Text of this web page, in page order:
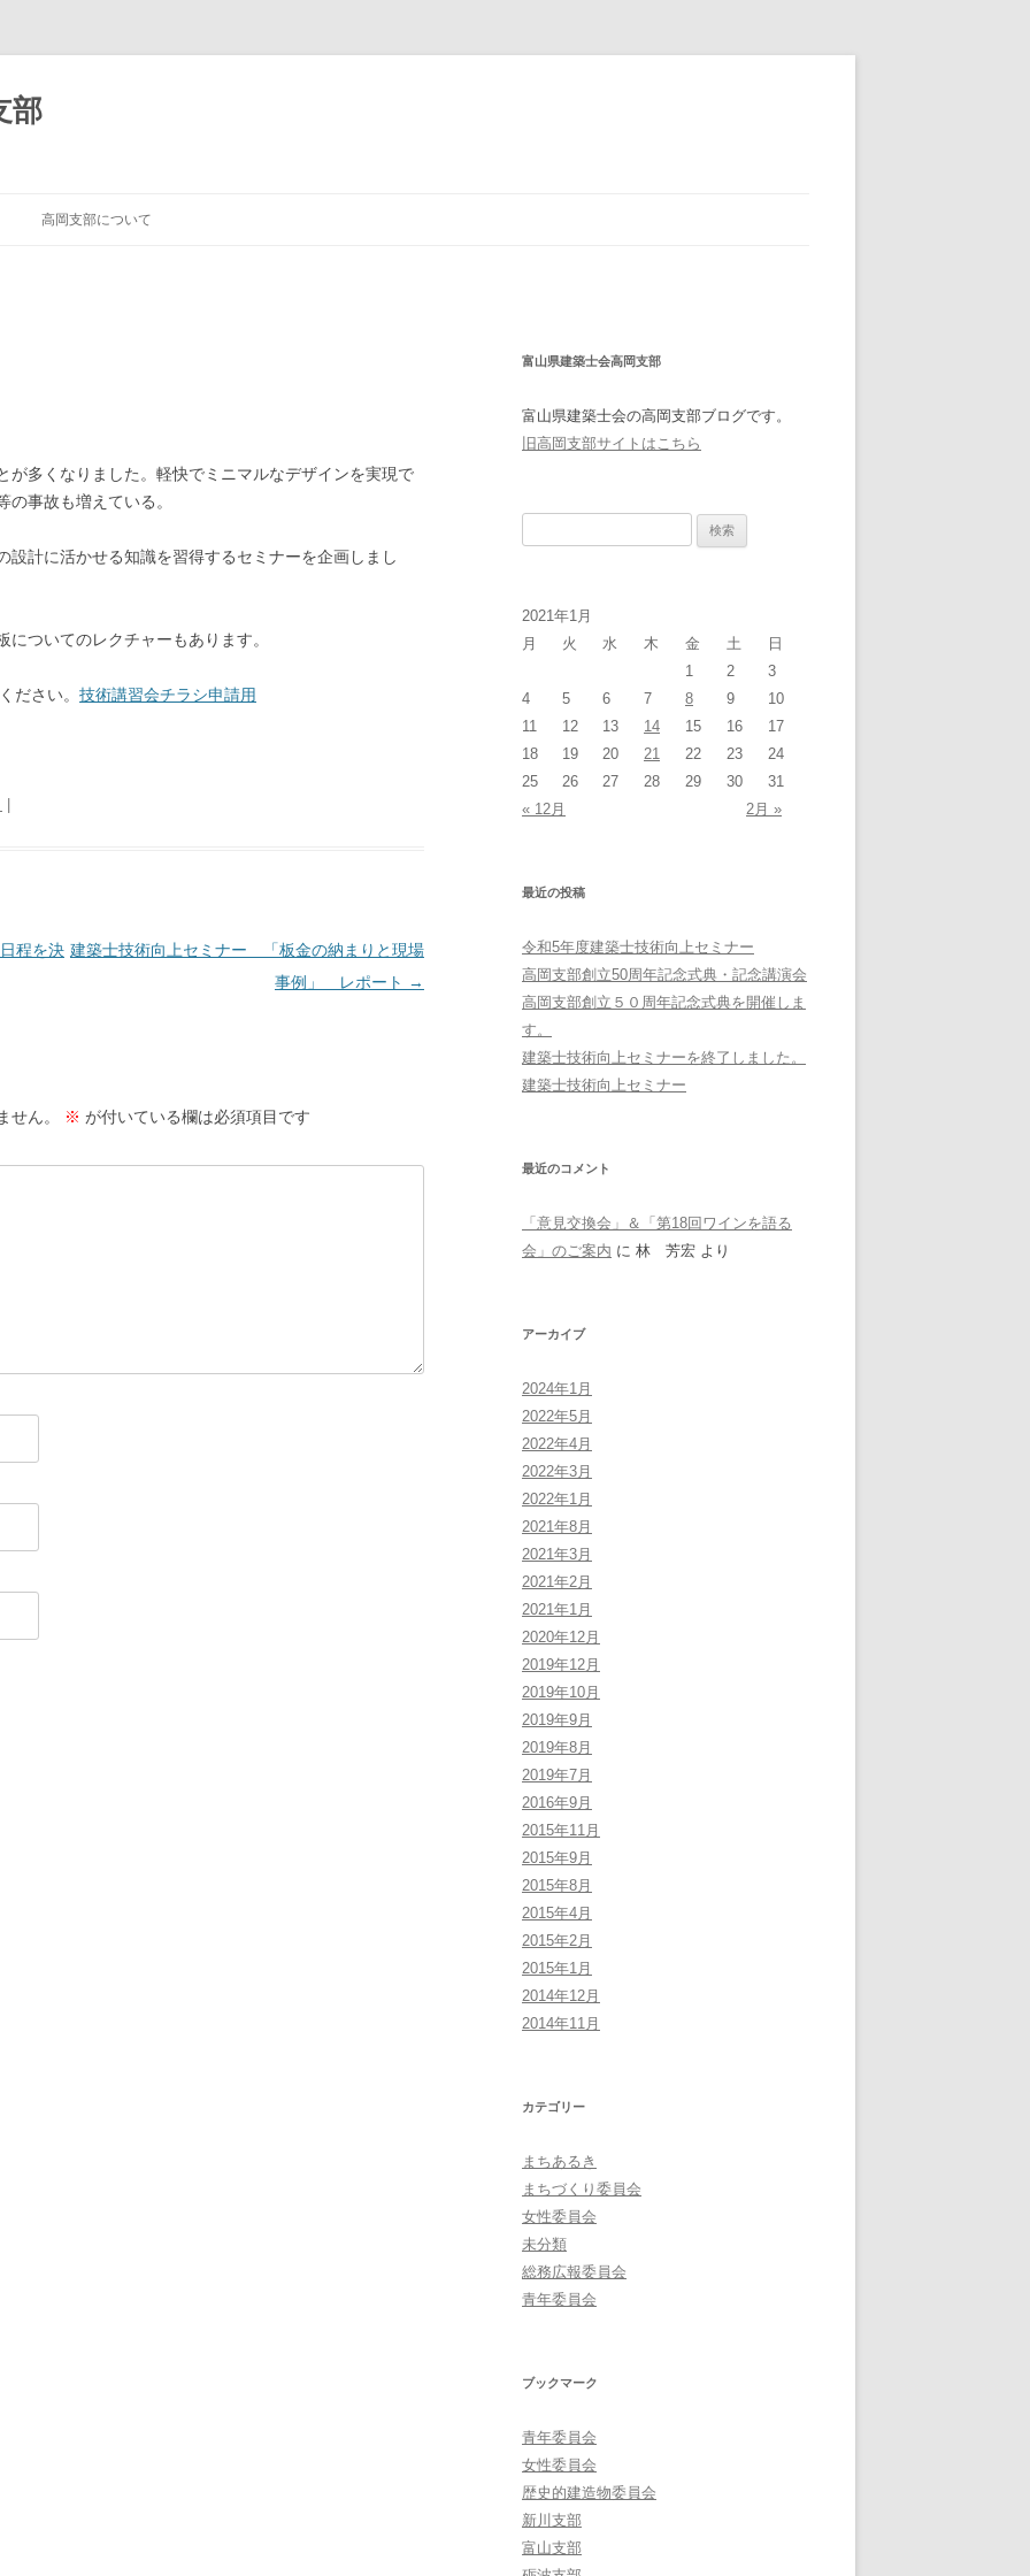
部
高岡支部について
が多くなりました。軽快でミニマルなデザインを実現で
事故も増えている。
設計に活かせる知識を習得するセミナーを企画しまし
ついてのレクチャーもあります。
ださい。 技術講習会チラシ申請用
程を決 建築士技術向上セミナー 「板金の納まりと現場
事例」 レポート →
ん。 ※ が付いている欄は必須項目です
富山県建築士会高岡支部
富山県建築士会の高岡支部ブログです。
旧高岡支部サイトはこちら
2021年1月
月
火 水 木 金 土
日
1
2
3
4
5 6 7 8 9
10
11
12 13 14 15 16
17
18
19 20 21 22 23
24
25
26 27 28 29 30
31
« 12月
2月 »
最近の投稿
令和5年度建築士技術向上セミナー
高岡支部創立50周年記念式典・記念講演会
高岡支部創立５０周年記念式典を開催しま
す。
建築士技術向上セミナーを終了しました。
建築士技術向上セミナー
最近のコメント
「意見交換会」＆「第18回ワインを語る
会」のご案内 に 林 芳宏 より
アーカイブ
2024年1月
2022年5月
2022年4月
2022年3月
2022年1月
2021年8月
2021年3月
2021年2月
2021年1月
2020年12月
2019年12月
2019年10月
2019年9月
2019年8月
2019年7月
2016年9月
2015年11月
2015年9月
2015年8月
2015年4月
2015年2月
2015年1月
2014年12月
2014年11月
カテゴリー
まちあるき
まちづくり委員会
女性委員会
未分類
総務広報委員会
青年委員会
ブックマーク
青年委員会
女性委員会
歴史的建造物委員会
新川支部
富山支部